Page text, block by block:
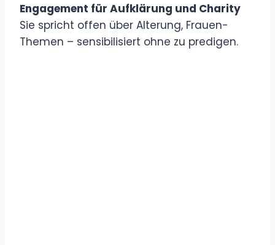
Engagement für Aufklärung und Charity
Sie spricht offen über Alterung, Frauen-
Themen – sensibilisiert ohne zu predigen.